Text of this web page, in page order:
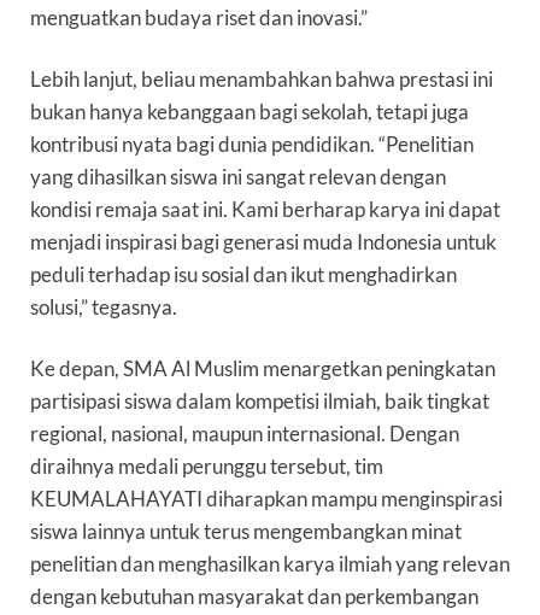
menguatkan budaya riset dan inovasi.”
Lebih lanjut, beliau menambahkan bahwa prestasi ini
bukan hanya kebanggaan bagi sekolah, tetapi juga
kontribusi nyata bagi dunia pendidikan. “Penelitian
yang dihasilkan siswa ini sangat relevan dengan
kondisi remaja saat ini. Kami berharap karya ini dapat
menjadi inspirasi bagi generasi muda Indonesia untuk
peduli terhadap isu sosial dan ikut menghadirkan
solusi,” tegasnya.
Ke depan, SMA Al Muslim menargetkan peningkatan
partisipasi siswa dalam kompetisi ilmiah, baik tingkat
regional, nasional, maupun internasional. Dengan
diraihnya medali perunggu tersebut, tim
KEUMALAHAYATI diharapkan mampu menginspirasi
siswa lainnya untuk terus mengembangkan minat
penelitian dan menghasilkan karya ilmiah yang relevan
dengan kebutuhan masyarakat dan perkembangan